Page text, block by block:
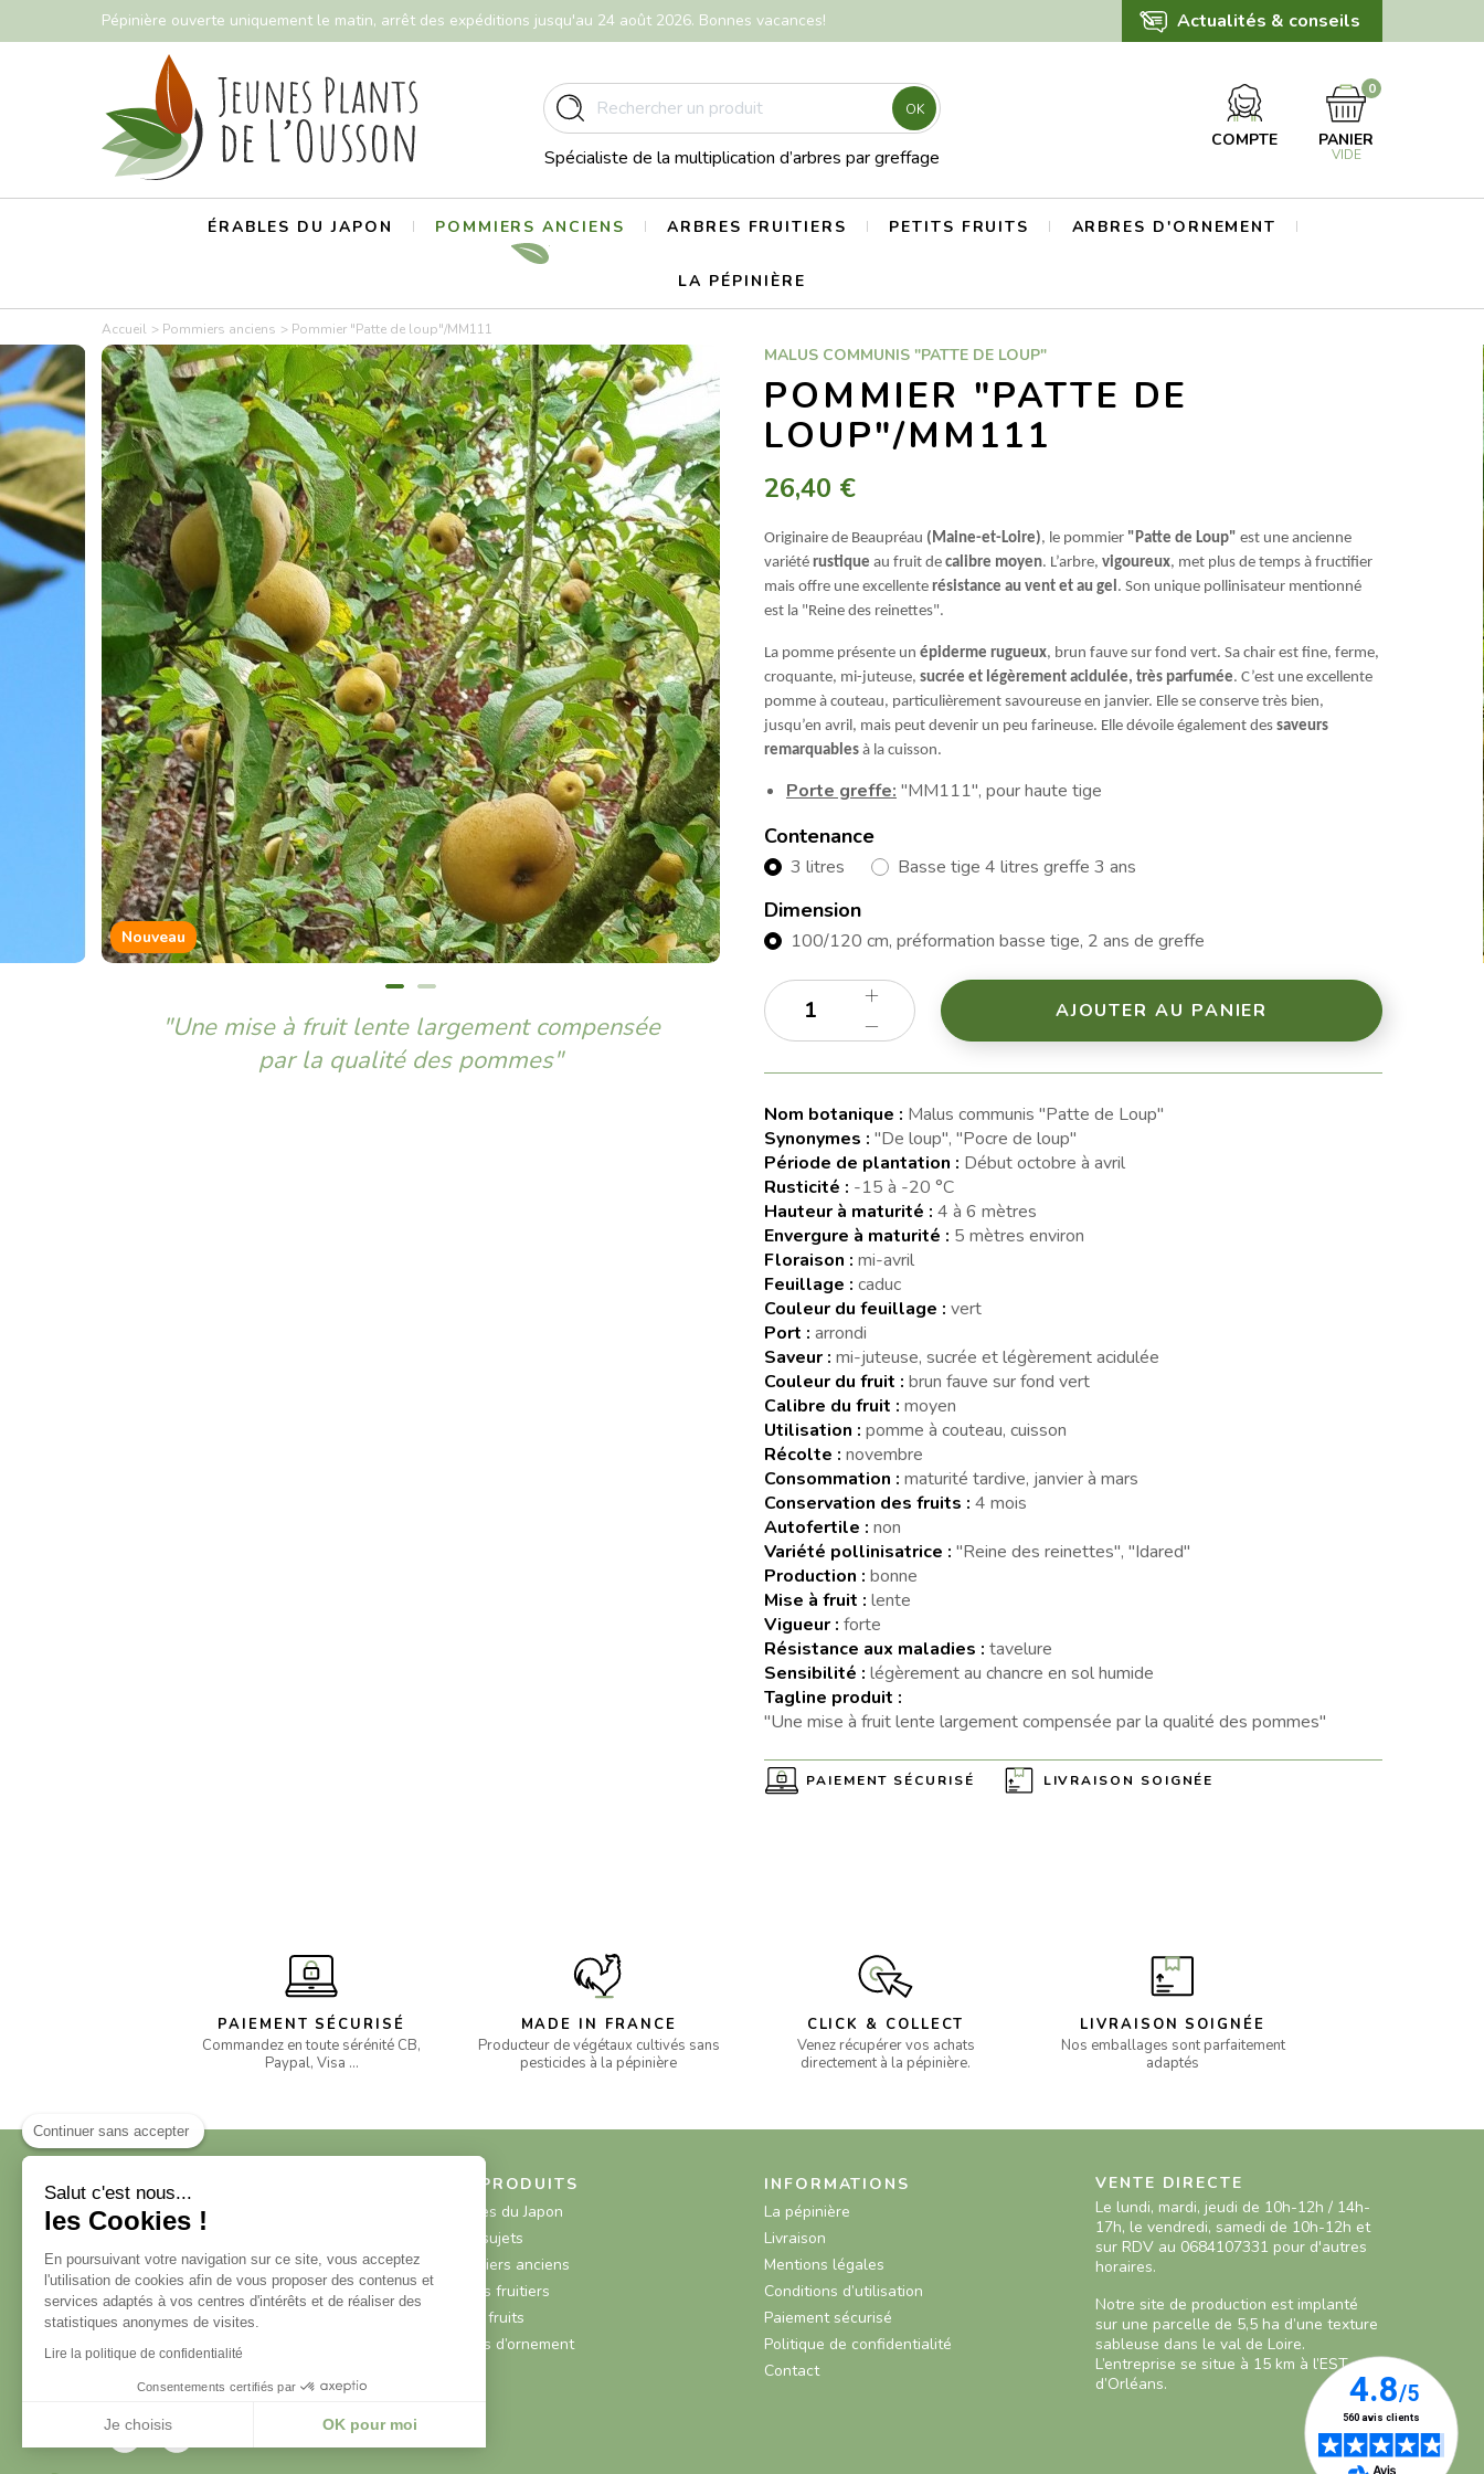
Pépinière ouverte uniquement le matin, arrêt des expéditions jusqu'au 24 août 2026. Bonnes vacances! Actualités & conseils
OK
Spécialiste de la multiplication d’arbres par greffage
COMPTE PANIER
0
VIDE
ÉRABLES DU JAPON POMMIERS ANCIENS ARBRES FRUITIERS PETITS FRUITS ARBRES D'ORNEMENT
LA PÉPINIÈRE
Accueil Pommiers anciens Pommier "Patte de loup"/MM111
Nouveau
"Une mise à fruit lente largement compensée
par la qualité des pommes"
MALUS COMMUNIS "PATTE DE LOUP"
POMMIER "PATTE DE
LOUP"/MM111
26,40 €
Originaire de Beaupréau (Maine-et-Loire), le pommier "Patte de Loup" est une ancienne
variété rustique au fruit de calibre moyen. L’arbre, vigoureux, met plus de temps à fructifier
mais offre une excellente résistance au vent et au gel . Son unique pollinisateur mentionné
est la "Reine des reinettes".
La pomme présente un épiderme rugueux, brun fauve sur fond vert. Sa chair est fine, ferme,
croquante, mi-juteuse, sucrée et légèrement acidulée, très parfumée. C’est une excellente
pomme à couteau, particulièrement savoureuse en janvier. Elle se conserve très bien,
jusqu’en avril, mais peut devenir un peu farineuse. Elle dévoile également des saveurs
remarquables à la cuisson.
Porte greffe: "MM111", pour haute tige
Contenance
3 litres Basse tige 4 litres greffe 3 ans
Dimension
100/120 cm, préformation basse tige, 2 ans de greffe
AJOUTER AU PANIER
Nom botanique : Malus communis "Patte de Loup"
Synonymes : "De loup", "Pocre de loup"
Période de plantation : Début octobre à avril
Rusticité : -15 à -20 °C
Hauteur à maturité : 4 à 6 mètres
Envergure à maturité : 5 mètres environ
Floraison : mi-avril
Feuillage : caduc
Couleur du feuillage : vert
Port : arrondi
Saveur : mi-juteuse, sucrée et légèrement acidulée
Couleur du fruit : brun fauve sur fond vert
Calibre du fruit : moyen
Utilisation : pomme à couteau, cuisson
Récolte : novembre
Consommation : maturité tardive, janvier à mars
Conservation des fruits : 4 mois
Autofertile : non
Variété pollinisatrice : "Reine des reinettes", "Idared"
Production : bonne
Mise à fruit : lente
Vigueur : forte
Résistance aux maladies : tavelure
Sensibilité : légèrement au chancre en sol humide
Tagline produit :
"Une mise à fruit lente largement compensée par la qualité des pommes"
PAIEMENT SÉCURISÉ LIVRAISON SOIGNÉE
PAIEMENT SÉCURISÉ
Commandez en toute sérénité CB,
Paypal, Visa …
MADE IN FRANCE
Producteur de végétaux cultivés sans
pesticides à la pépinière
CLICK & COLLECT
Venez récupérer vos achats
directement à la pépinière.
LIVRAISON SOIGNÉE
Nos emballages sont parfaitement
adaptés
Route de Tigy - La glandée
45150 FEROLLES
Tél : 06 84 10 73 31
contact@pepinieres-ousson.fr
SUIVEZ-NOUS !
NOS PRODUITS
- Erables du Japon
- Gros sujets
- Pommiers anciens
- Arbres fruitiers
- Petits fruits
- Arbres d’ornement
INFORMATIONS
La pépinière
Livraison
Mentions légales
Conditions d’utilisation
Paiement sécurisé
Politique de confidentialité
Contact
VENTE DIRECTE
Le lundi, mardi, jeudi de 10h-12h / 14h-
17h, le vendredi, samedi de 10h-12h et
sur RDV au 0684107331 pour d'autres
horaires.
Notre site de production est implanté
sur une parcelle de 5,5 ha d’une texture
sableuse dans le val de Loire.
L’entreprise se situe à 15 km à l’EST
d’Orléans.
Continuer sans accepter
Salut c'est nous...
les Cookies !
En poursuivant votre navigation sur ce site, vous acceptez
l'utilisation de cookies afin de vous proposer des contenus et
services adaptés à vos centres d'intérêts et de réaliser des
statistiques anonymes de visites.
Lire la politique de confidentialité
Consentements certifiés par
Je choisis OK pour moi